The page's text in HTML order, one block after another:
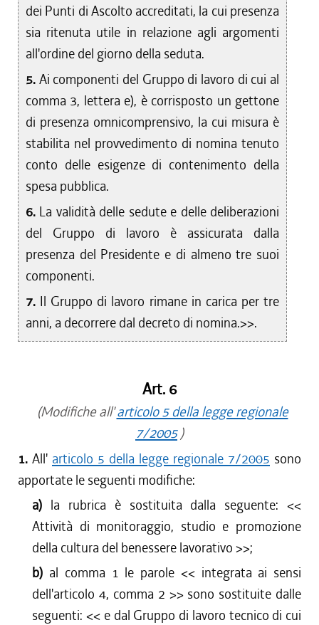
dei Punti di Ascolto accreditati, la cui presenza
sia ritenuta utile in relazione agli argomenti
all'ordine del giorno della seduta.
5. Ai componenti del Gruppo di lavoro di cui al
comma 3, lettera e), è corrisposto un gettone
di presenza omnicomprensivo, la cui misura è
stabilita nel provvedimento di nomina tenuto
conto delle esigenze di contenimento della
spesa pubblica.
6. La validità delle sedute e delle deliberazioni
del Gruppo di lavoro è assicurata dalla
presenza del Presidente e di almeno tre suoi
componenti.
7. Il Gruppo di lavoro rimane in carica per tre
anni, a decorrere dal decreto di nomina.>>.
Art. 6
(Modifiche all'articolo 5 della legge regionale
7/2005)
1. All' articolo 5 della legge regionale 7/2005 sono
apportate le seguenti modifiche:
a) la rubrica è sostituita dalla seguente: <<
Attività di monitoraggio, studio e promozione
della cultura del benessere lavorativo >>;
b) al comma 1 le parole << integrata ai sensi
dell'articolo 4, comma 2 >> sono sostituite dalle
seguenti: << e dal Gruppo di lavoro tecnico di cui